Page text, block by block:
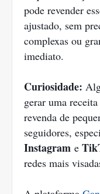
pode revender
ajustado, sem
complexas ou
imediato.
Curiosidade:
gerar uma
revenda de
seguidores,
Instagram e
redes mais